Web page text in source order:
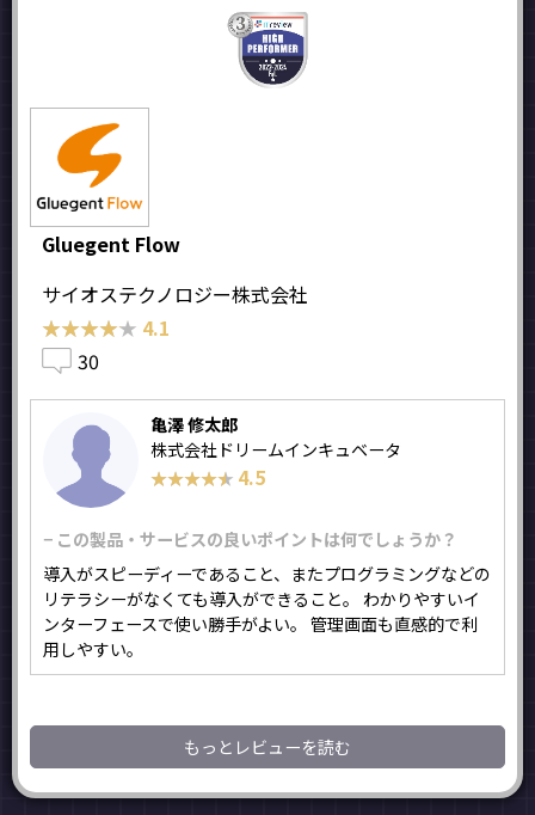
Gluegent Flow
サイオステクノロジー株式会社
★★★★★
★★★★★ 4.1
30
亀澤 修太郎
株式会社ドリームインキュベータ
★★★★★
★★★★★ 4.5
− この製品・サービスの良いポイントは何でしょうか？
導入がスピーディーであること、またプログラミングなどの
リテラシーがなくても導入ができること。 わかりやすいイ
ンターフェースで使い勝手がよい。 管理画面も直感的で利
用しやすい。
もっとレビューを読む